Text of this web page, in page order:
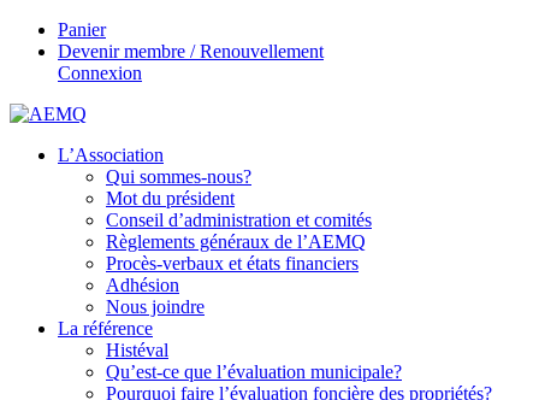
Panier
Devenir membre / Renouvellement
Connexion
L’Association
Qui sommes-nous?
Mot du président
Conseil d’administration et comités
Règlements généraux de l’AEMQ
Procès-verbaux et états financiers
Adhésion
Nous joindre
La référence
Histéval
Qu’est-ce que l’évaluation municipale?
Pourquoi faire l’évaluation foncière des propriétés?